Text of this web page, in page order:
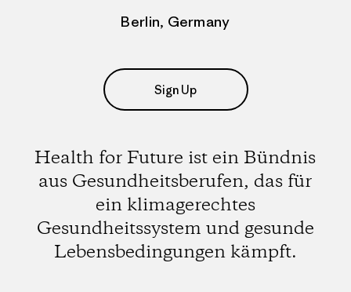
Berlin, Germany
Sign Up
Health for Future ist ein Bündnis
aus Gesundheitsberufen, das für
ein klimagerechtes
Gesundheitssystem und gesunde
Lebensbedingungen kämpft.